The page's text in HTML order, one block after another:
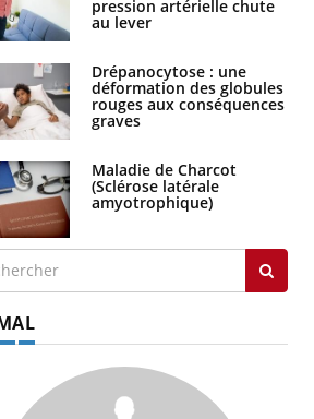
pression artérielle chute
au lever
Drépanocytose : une
déformation des globules
rouges aux conséquences
graves
Maladie de Charcot
(Sclérose latérale
amyotrophique)